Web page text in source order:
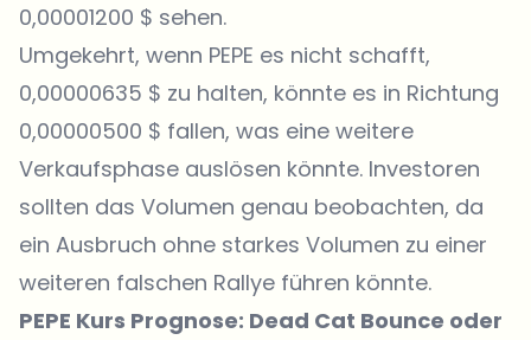
0,00001200 $ sehen.
Umgekehrt, wenn PEPE es nicht schafft,
0,00000635 $ zu halten, könnte es in Richtung
0,00000500 $ fallen, was eine weitere
Verkaufsphase auslösen könnte. Investoren
sollten das Volumen genau beobachten, da
ein Ausbruch ohne starkes Volumen zu einer
weiteren falschen Rallye führen könnte.
PEPE Kurs Prognose: Dead Cat Bounce oder